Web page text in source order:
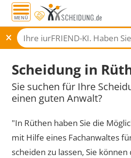
MENÜ
Scheidung in
Sie suchen für Ihre
einen guten Anwalt?
"In Rüthen haben Sie die
mit Hilfe eines Fachanwaltes
scheiden zu lassen, Sie können